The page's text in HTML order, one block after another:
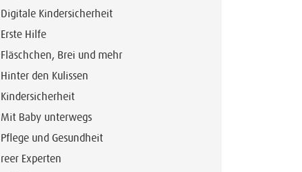
Digitale Kindersicherheit
Erste Hilfe
Fläschchen, Brei und mehr
Hinter den Kulissen
Kindersicherheit
Mit Baby unterwegs
Pflege und Gesundheit
reer Experten